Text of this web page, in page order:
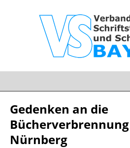
Gedenken an die
Nürnberg